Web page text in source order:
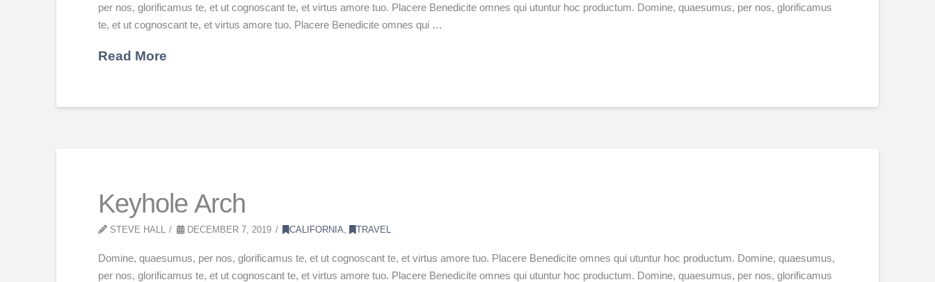
per nos, glorificamus te, et ut cognoscant te, et virtus amore tuo. Placere Benedicite omnes qui utuntur hoc productum. Domine, quaesumus, per nos, glorificamus
te, et ut cognoscant te, et virtus amore tuo. Placere Benedicite omnes qui …
Read More
Keyhole Arch
STEVE HALL DECEMBER 7, 2019 CALIFORNIA TRAVEL
Domine, quaesumus, per nos, glorificamus te, et ut cognoscant te, et virtus amore tuo. Placere Benedicite omnes qui utuntur hoc productum. Domine, quaesumus,
per nos, glorificamus te, et ut cognoscant te, et virtus amore tuo. Placere Benedicite omnes qui utuntur hoc productum. Domine, quaesumus, per nos, glorificamus